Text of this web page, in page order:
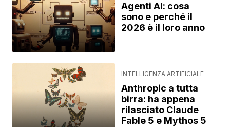
Agenti AI: cosa
sono e perché il
2026 è il loro anno
INTELLIGENZA ARTIFICIALE
Anthropic a tutta
birra: ha appena
rilasciato Claude
Fable 5 e Mythos 5